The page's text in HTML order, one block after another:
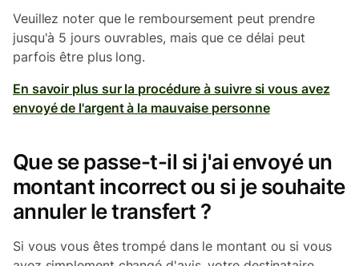
Veuillez noter que le remboursement peut prendre
jusqu'à 5 jours ouvrables, mais que ce délai peut
parfois être plus long.
En savoir plus sur la procédure à suivre si vous avez
envoyé de l'argent à la mauvaise personne
Que se passe-t-il si j'ai envoyé un
montant incorrect ou si je souhaite
annuler le transfert ?
Si vous vous êtes trompé dans le montant ou si vous